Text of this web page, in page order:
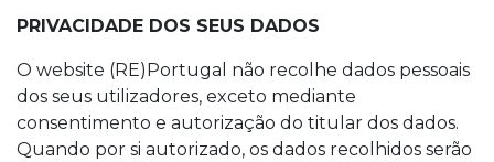
PRIVACIDADE DOS SEUS DADOS
O website (RE)Portugal não recolhe dados pessoais
dos seus utilizadores, exceto mediante
consentimento e autorização do titular dos dados.
Quando por si autorizado, os dados recolhidos serão